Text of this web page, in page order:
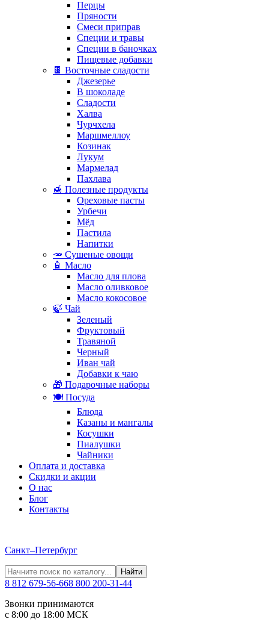
Перцы
Пряности
Смеси приправ
Специи и травы
Специи в баночках
Пищевые добавки
🍫 Восточные сладости
Джезерье
В шоколаде
Сладости
Халва
Чурчхела
Маршмеллоу
Козинак
Лукум
Мармелад
Пахлава
🍯 Полезные продукты
Ореховые пасты
Урбечи
Мёд
Пастила
Напитки
🥕 Сушеные овощи
🧴 Масло
Масло для плова
Масло оливковое
Масло кокосовое
🍃 Чай
Зеленый
Фруктовый
Травяной
Черный
Иван чай
Добавки к чаю
🎁 Подарочные наборы
🍽️ Посуда
Блюда
Казаны и мангалы
Косушки
Пиалушки
Чайники
Оплата и доставка
Скидки и акции
О нас
Блог
Контакты
Санкт–Петербург
Найти
8 812 679-56-668 800 200-31-44
Звонки принимаются
с 8:00 до 18:00 МСК